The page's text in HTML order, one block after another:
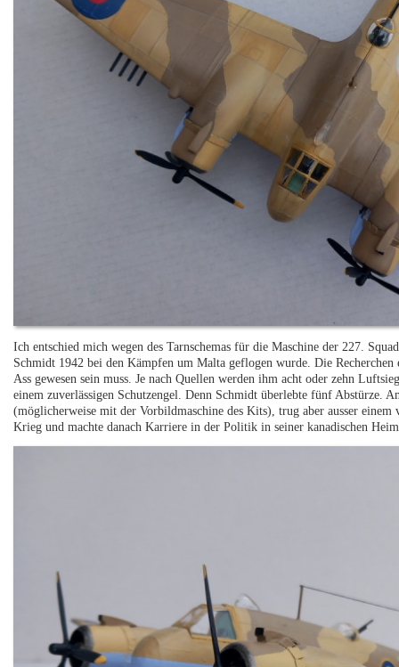
Ich entschied mich wegen des Tarnschemas für die Maschine der 227.
Schmidt 1942 bei den Kämpfen um Malta geflogen wurde. Die Recherchen
Ass gewesen sein muss. Je nach Quellen werden ihm acht oder zehn
einem zuverlässigen Schutzengel. Denn Schmidt überlebte fünf Abstürze.
(möglicherweise mit der Vorbildmaschine des Kits), trug aber ausser
Krieg und machte danach Karriere in der Politik in seiner kanadischen